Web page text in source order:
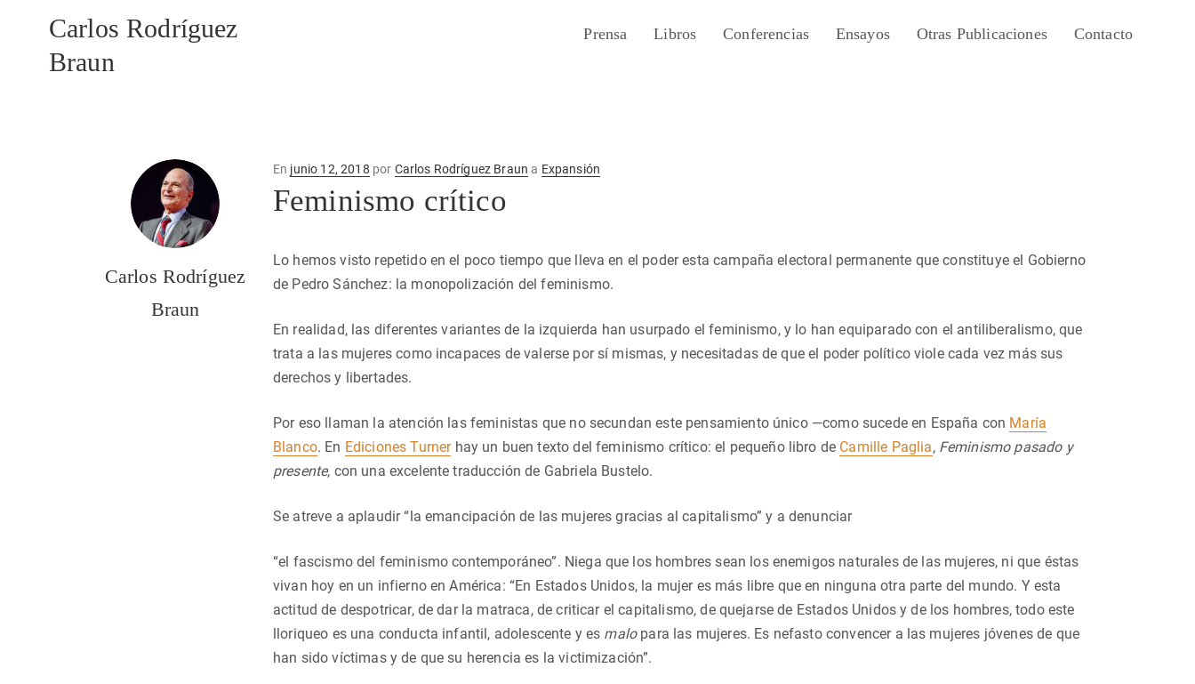
Carlos Rodríguez
Braun
Prensa Libros Conferencias Ensayos Otras Publicaciones Contacto
Carlos Rodríguez
Braun
En Publicado
en
junio 12, 2018 por Carlos Rodríguez Braun a Expansión
Feminismo crítico
Lo hemos visto repetido en el poco tiempo que lleva en el poder esta campaña electoral permanente que constituye el Gobierno
de Pedro Sánchez: la monopolización del feminismo.
En realidad, las diferentes variantes de la izquierda han usurpado el feminismo, y lo han equiparado con el antiliberalismo, que
trata a las mujeres como incapaces de valerse por sí mismas, y necesitadas de que el poder político viole cada vez más sus
derechos y libertades.
Por eso llaman la atención las feministas que no secundan este pensamiento único —como sucede en España con María
Blanco. En Ediciones Turner hay un buen texto del feminismo crítico: el pequeño libro de Camille Paglia, Feminismo pasado y
presente, con una excelente traducción de Gabriela Bustelo.
Se atreve a aplaudir “la emancipación de las mujeres gracias al capitalismo” y a denunciar
“el fascismo del feminismo contemporáneo”. Niega que los hombres sean los enemigos naturales de las mujeres, ni que éstas
vivan hoy en un infierno en América: “En Estados Unidos, la mujer es más libre que en ninguna otra parte del mundo. Y esta
actitud de despotricar, de dar la matraca, de criticar el capitalismo, de quejarse de Estados Unidos y de los hombres, todo este
lloriqueo es una conducta infantil, adolescente y es malo para las mujeres. Es nefasto convencer a las mujeres jóvenes de que
han sido víctimas y de que su herencia es la victimización”.